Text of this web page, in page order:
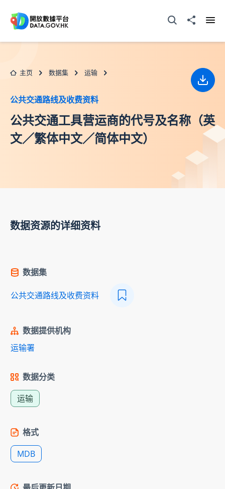
打开搜寻器分享至
主页 数据集 运输
公共交通路线及收费资料
公共交通工具营运商的代号及名称（英
文／繁体中文／简体中文）
下载
数据资源的详细资料
数据集
公共交通路线及收费资料
数据提供机构
运输署
数据分类
运输
格式
MDB